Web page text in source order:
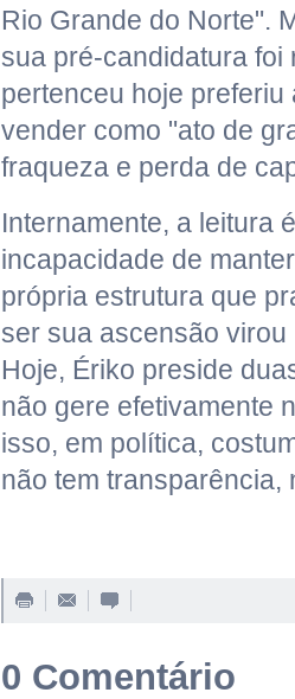
Rio Grande do Norte".
sua pré-candidatura foi
pertenceu hoje
vender como "ato de
fraqueza e perda de
Internamente, a leitura
incapacidade de
própria estrutura que
ser sua ascensão
Hoje, Ériko preside
não gere efetivamente
isso, em política,
não tem transparência,
0 Comentário